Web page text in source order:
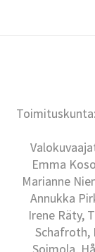
Emma
Marianne
Annukka
Irene Räty,
Schafroth,